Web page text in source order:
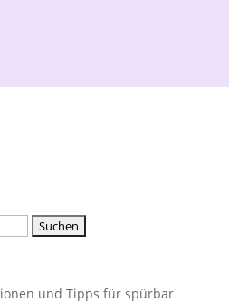
und Tipps für spürbar